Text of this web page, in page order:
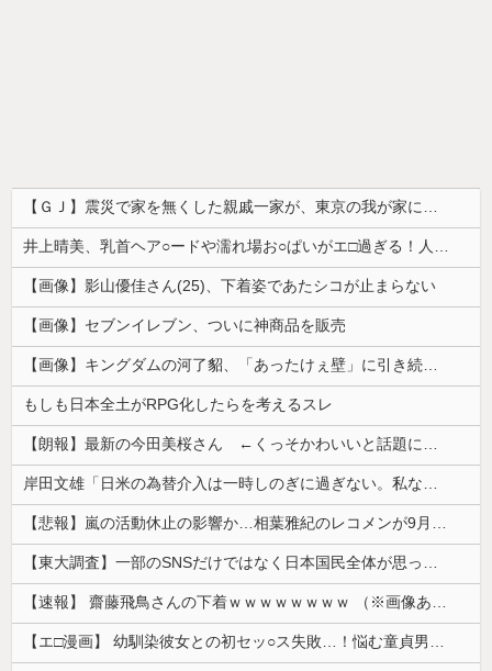
【ＧＪ】震災で家を無くした親戚一家が、東京の我が家に転がり込んで一年近く帰らない。「東京は家賃が高くて～」「働き口がなくて～」と言い訳ばっかりなので、父親が独断で・・・ｗ
井上晴美、乳首ヘア○ードや濡れ場お○ぱいがエ□過ぎる！人生最後のラスト写真集、最高！！
【画像】影山優佳さん(25)、下着姿であたシコが止まらない
【画像】セブンイレブン、ついに神商品を販売
【画像】キングダムの河了貂、「あったけぇ壁」に引き続き更に味方をぶっ殺す作戦を実行する
もしも日本全土がRPG化したらを考えるスレ
【朗報】最新の今田美桜さん ←くっそかわいいと話題にｗｗｗ 【Pickup08083021】
岸田文雄「日米の為替介入は一時しのぎに過ぎない。私なら円を強くすることが出来る」
【悲報】嵐の活動休止の影響か…相葉雅紀のレコメンが9月いっぱいで終了へ
【東大調査】一部のSNSだけではなく日本国民全体が思っていた「外国人受け入れ反対」大幅増20.7%↑56.3%
【速報】 齋藤飛鳥さんの下着ｗｗｗｗｗｗｗｗ （※画像あり）
【エ□漫画】 幼馴染彼女との初セッ○ス失敗…！悩む童貞男子にクラスメイトのギャルJKが優しく近づきオチ○ポよしよしされちゃう…！